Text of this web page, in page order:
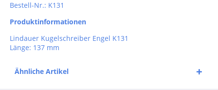
Bestell-Nr.: K131
Produktinformationen
Lindauer Kugelschreiber Engel K131
Länge: 137 mm
Ähnliche Artikel